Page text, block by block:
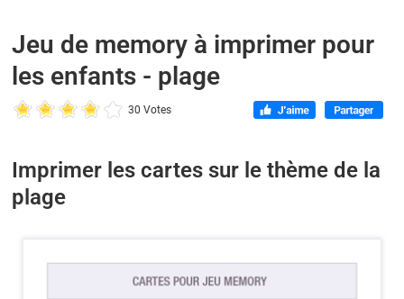
Jeu de memory à imprimer pour
les enfants - plage
30 Votes
Imprimer les cartes sur le thème de la
plage